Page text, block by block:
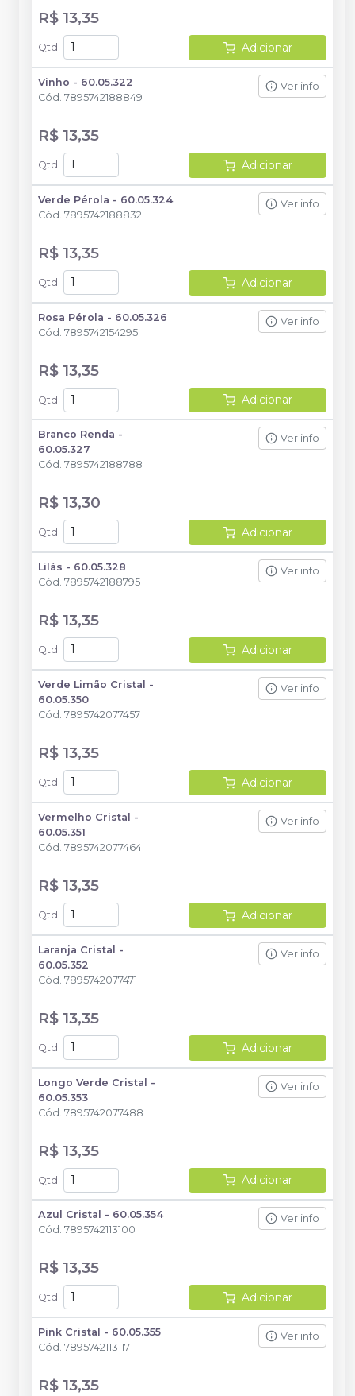
R$ 13,35
Qtd : Adicionar
Vinho - 60.05.322
Cód. 7895742188849
Ver info
R$ 13,35
Qtd : Adicionar
Verde Pérola - 60.05.324
Cód. 7895742188832
Ver info
R$ 13,35
Qtd: Adicionar
Rosa Pérola - 60.05.326
Cód. 7895742154295
Ver info
R$ 13,35
Qtd: Adicionar
Branco Renda -
60.05.327
Cód. 7895742188788
Ver info
R$ 13,30
Qtd : Adicionar
Lilás - 60.05.328
Cód. 7895742188795
Ver info
R$ 13,35
Qtd : Adicionar
Verde Limão Cristal -
60.05.350
Cód. 7895742077457
Ver info
R$ 13,35
Qtd : Adicionar
Vermelho Cristal -
60.05.351
Cód. 7895742077464
Ver info
R$ 13,35
Qtd : Adicionar
Laranja Cristal -
60.05.352
Cód. 7895742077471
Ver info
R$ 13,35
Qtd: Adicionar
Longo Verde Cristal -
60.05.353
Cód. 7895742077488
Ver info
R$ 13,35
Qtd: Adicionar
Azul Cristal - 60.05.354
Cód. 7895742113100
Ver info
R$ 13,35
Qtd : Adicionar
Pink Cristal - 60.05.355
Cód. 7895742113117
Ver info
R$ 13,35